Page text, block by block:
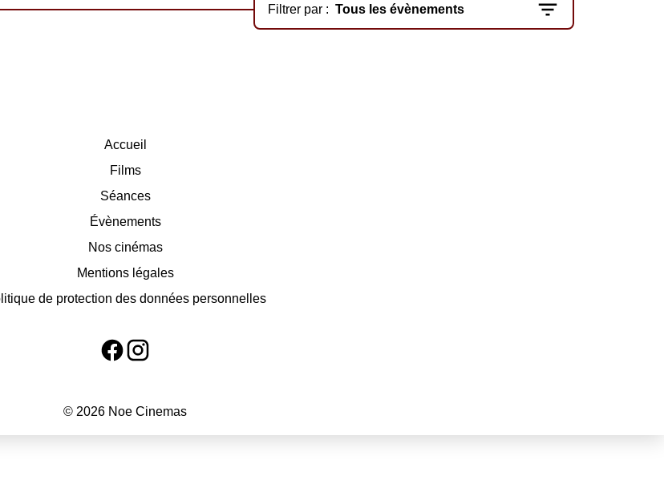
Filtrer par : Tous les évènements
Accueil
Films
Séances
Évènements
Nos cinémas
Mentions légales
de protection des données personnelles
© 2026 Noe Cinemas